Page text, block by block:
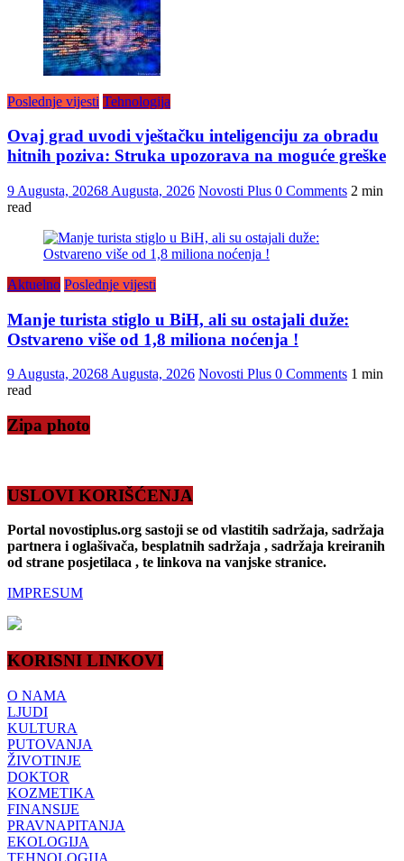
Poslednje vijesti Tehnologija
Ovaj grad uvodi vještačku inteligenciju za obradu
hitnih poziva: Struka upozorava na moguće greške
9 Augusta, 20268 Augusta, 2026 Novosti Plus 0 Comments 2 min
read
Aktuelno Poslednje vijesti
Manje turista stiglo u BiH, ali su ostajali duže:
Ostvareno više od 1,8 miliona noćenja !
9 Augusta, 20268 Augusta, 2026 Novosti Plus 0 Comments 1 min
read
Zipa photo
USLOVI KORIŠĆENJA
Portal novostiplus.org sastoji se od vlastitih sadržaja, sadržaja
partnera i oglašivača, besplatnih sadržaja , sadržaja kreiranih
od strane posjetilaca , te linkova na vanjske stranice.
IMPRESUM
KORISNI LINKOVI
O NAMA
LJUDI
KULTURA
PUTOVANJA
ŽIVOTINJE
DOKTOR
KOZMETIKA
FINANSIJE
PRAVNAPITANJA
EKOLOGIJA
TEHNOLOGIJA